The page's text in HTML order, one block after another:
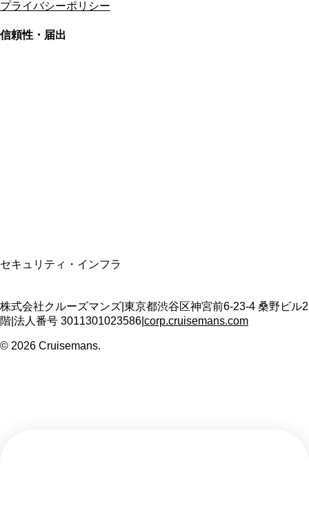
プライバシーポリシー
信頼性・届出
セキュリティ・インフラ
株式会社クルーズマンズ 東京都渋谷区神宮前6-23-4 桑野ビル2
階 法人番号 3011301023586 corp.cruisemans.com
© 2026 Cruisemans.